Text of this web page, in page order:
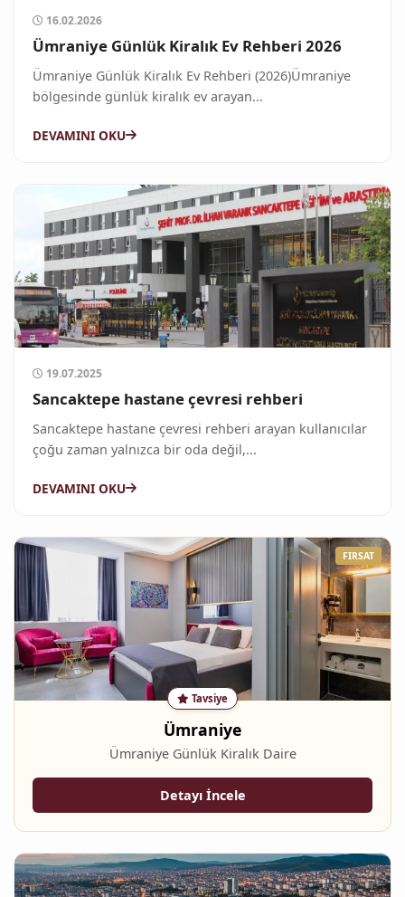
16.02.2026
Ümraniye Günlük Kiralık Ev Rehberi 2026
Ümraniye Günlük Kiralık Ev Rehberi (2026)Ümraniye
bölgesinde günlük kiralık ev arayan...
DEVAMINI OKU
19.07.2025
Sancaktepe hastane çevresi rehberi
Sancaktepe hastane çevresi rehberi arayan kullanıcılar
çoğu zaman yalnızca bir oda değil,...
DEVAMINI OKU
Tavsiye
Ümraniye
Ümraniye Günlük Kiralık Daire
Detayı İncele